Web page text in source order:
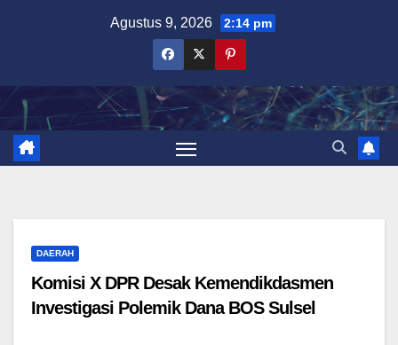
Agustus 9, 2026 2:14 pm
DAERAH
Komisi X DPR Desak Kemendikdasmen
Investigasi Polemik Dana BOS Sulsel